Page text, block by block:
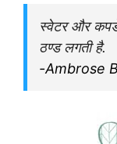
स्वेटर और कपडे
ठण्ड लगती है.
-Ambrose